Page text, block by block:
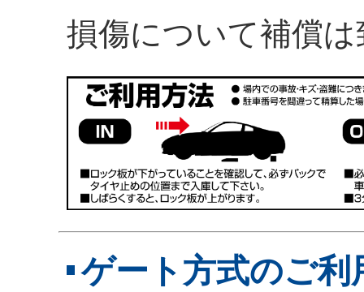
損傷について補償
ゲート方式のご利